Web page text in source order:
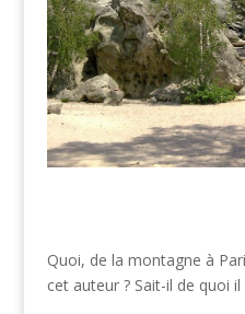
Quoi, de la montagne à
cet auteur ? Sait-il de quoi